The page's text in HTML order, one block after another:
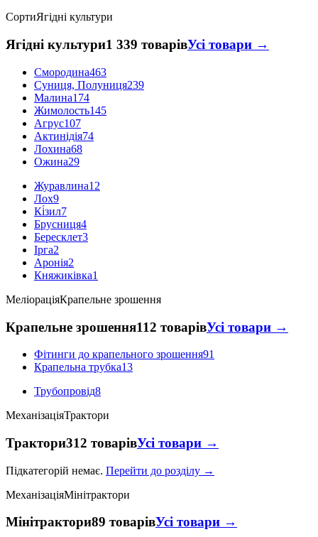
СортиЯгідні культури
Ягідні культури1 339 товарівУсі товари →
Смородина463
Суниця, Полуниця239
Малина174
Жимолость145
Агрус107
Актинідія74
Лохина68
Ожина29
Журавлина12
Лох9
Кі́зил7
Брусниця4
Бересклет3
Ірга2
Аронія2
Княжиківка1
МеліораціяКрапельне зрошення
Крапельне зрошення112 товарівУсі товари →
Фітинги до крапельного зрошення91
Крапельна трубка13
Трубопровід8
МеханізаціяТрактори
Трактори312 товарівУсі товари →
Підкатегорій немає. Перейти до розділу →
МеханізаціяМінітрактори
Мінітрактори89 товарівУсі товари →